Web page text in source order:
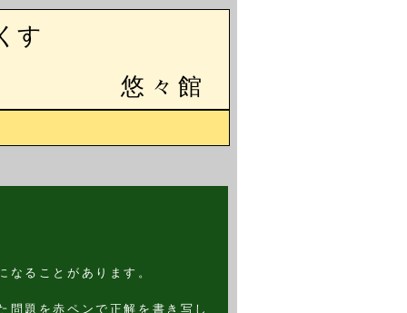
す
悠々館
ることがあります。
問題を赤ペンで正解を書き写し